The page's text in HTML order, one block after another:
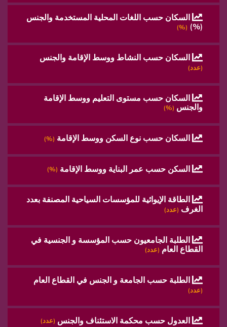
السكان حسب اللغات المحلية المستخدمة والجنس
(%)
(%)
السكان حسب النشاط ووسط الإقامة والجنس
(عدد)
السكان حسب مستوى التعليم ووسط الإقامة
والجنس (%)
السكان حسب نوع السكن ووسط الإقامة (%)
السكن حسب عمر البناية ووسط الإقامة (%)
الطاقة الإيوائية للمؤسسات السياحية المصنفة بعدد
الغرف (عدد)
الطلبة الجامعيون حسب المؤسسة و الجنسية في
القطاع العام (عدد)
الطلبة حسب الجامعة و الجنس في القطاع العام
(عدد)
العدول حسب محكمة الاستئناف والجنس (عدد)